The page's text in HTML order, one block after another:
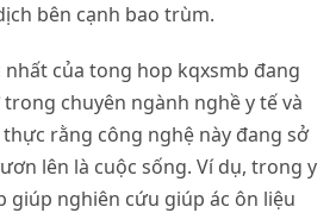
bên cạnh bao trùm.
của tong hop kqxsmb đang
chuyên ngành nghề y tế và
rằng công nghệ này đang sở
lên là cuộc sống. Ví dụ, trong y
giúp nghiên cứu giúp ác ôn liệu